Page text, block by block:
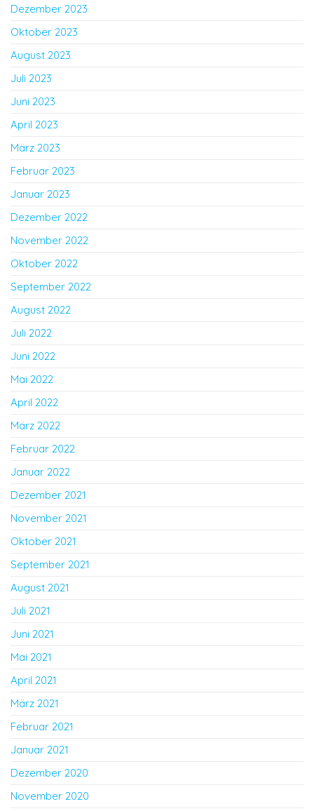
Dezember 2023
Oktober 2023
August 2023
Juli 2023
Juni 2023
April 2023
März 2023
Februar 2023
Januar 2023
Dezember 2022
November 2022
Oktober 2022
September 2022
August 2022
Juli 2022
Juni 2022
Mai 2022
April 2022
März 2022
Februar 2022
Januar 2022
Dezember 2021
November 2021
Oktober 2021
September 2021
August 2021
Juli 2021
Juni 2021
Mai 2021
April 2021
März 2021
Februar 2021
Januar 2021
Dezember 2020
November 2020